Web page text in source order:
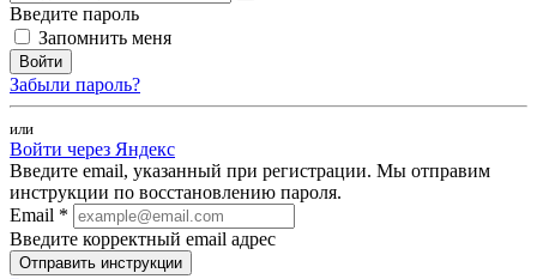
Введите пароль
Запомнить меня
Войти
Забыли пароль?
или
Войти через Яндекс
Введите email, указанный при регистрации. Мы отправим
инструкции по восстановлению пароля.
Email *
Введите корректный email адрес
Отправить инструкции